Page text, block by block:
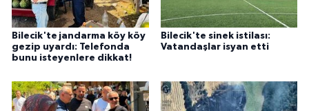
Bilecik'te jandarma köy köy
gezip uyardı: Telefonda
bunu isteyenlere dikkat!
Bilecik'te sinek istilası:
Vatandaşlar isyan etti